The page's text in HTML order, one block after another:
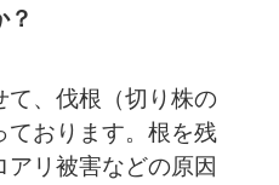
？
て、伐根（切り株の
ております。根を残
アリ被害などの原因